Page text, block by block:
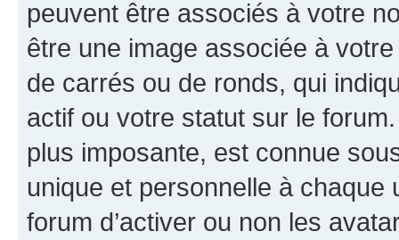
peuvent être associés à votre
être une image associée à
de carrés ou de ronds, qui
actif ou votre statut sur le
plus imposante, est connue
unique et personnelle à chaque
forum d’activer ou non les